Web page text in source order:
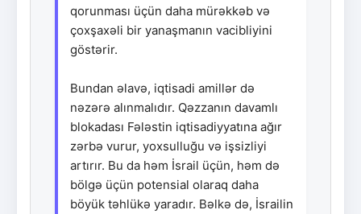
qorunması üçün daha mürəkkəb və
çoxşaxəli bir yanaşmanın vacibliyini
göstərir.
Bundan əlavə, iqtisadi amillər də
nəzərə alınmalıdır. Qəzzanın davamlı
blokadası Fələstin iqtisadiyyatına ağır
zərbə vurur, yoxsulluğu və işsizliyi
artırır. Bu da həm İsrail üçün, həm də
bölgə üçün potensial olaraq daha
böyük təhlükə yaradır. Bəlkə də, İsrailin